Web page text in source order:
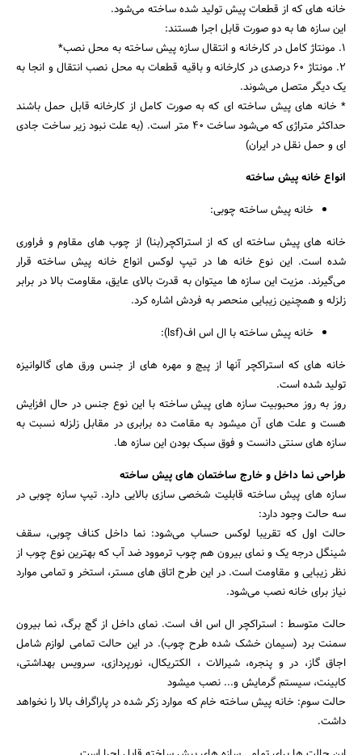
جستجو
خانه های که از قطعات پیش تولید شده ساخته می‌شود.
این سازه ها به دو صورت قابل اجرا هستند:
1. مونتاژ کامل در کارخانه و انتقال سازه پیش ساخته به محل نصب*
2. مونتاژ 60 درصدی در کارخانه و باقیه قطعات به محل نصب انتقال و انجا به
یک دیگر متصل می‌شوند.
* خانه های پیش ساخته ای که به صورت کامل از کارخانه قابل حمل باشند
حداکثر متراژی که می‌شود ساخت 40 متر است. (به علت نبود زیر ساخت جادی
ای و حمل نقل در ایران)
انواع خانه پیش ساخته
خانه پیش ساخته چوبی:
خانه های پیش ساخته ای که از استراکچر(بنا) از چوب های مقاوم و فراوری
شده است. این نوع خانه ها در تیپ لوکس انواع خانه پیش ساخته قرار
می‌گیرند. مزیت این سازه ها میتوان به قدرت بالای عایق، مقاومت بالا در برابر
زلزله و همچنین زیبایی منحصر به فردش اشاره کرد.
خانه پیش ساخته با ال اس اف(lsf):
خانه های که استراکچر آنها از پیچ و مهره های از جنس ورق های گالوانیزه
تولید شده است.
روز به روز محبوبیت سازه های پیش ساخته با این نوع جنس در حال افزایش
هست و علت های آن میشود به مقامت ده برابری در مقابل زلزله نسبت به
سازه های سنتی دانست و فوق سبک بودن این سازه ها.
طراحی نما داخل و خارج ساختمان های پیش ساخته
سازه های پیش ساخته قابلیت شخصی سازی بالایی دارد. تیپ سازه چوبی در
سه حالت وجود دارد:
حالت اول که تقریبا لوکس حساب می‌شود: نما داخل کناف چوبی، سقف
شینگل درجه یک و نمای بیرون هم چوب ترموود ضد آب که بهترین نوع چوب از
نظر زیبایی و مقاومت است. در این طرح اتاق های مستر، استخر و تمامی موارد
نیاز برای خانه نصب می‌شود.
حالت متوسط : استراکچر ال اس اف است. نمای داخل از گچ برگ، نما بیرون
سمنت برد (سیمان خشک شده طرح چوب). در این حالت تمامی لوازم شامل
اجاق گاز، در و پنجره، شیرالات ، الکتریکال، نورپردازی، سرویس بهداشتی،
کابینت، سیستم گرمایش و... نصب میشود
حالت سوم: خانه پیش ساخته خام که موارد زکر شده در پاراگراف بالا را نخواهد
داشت.